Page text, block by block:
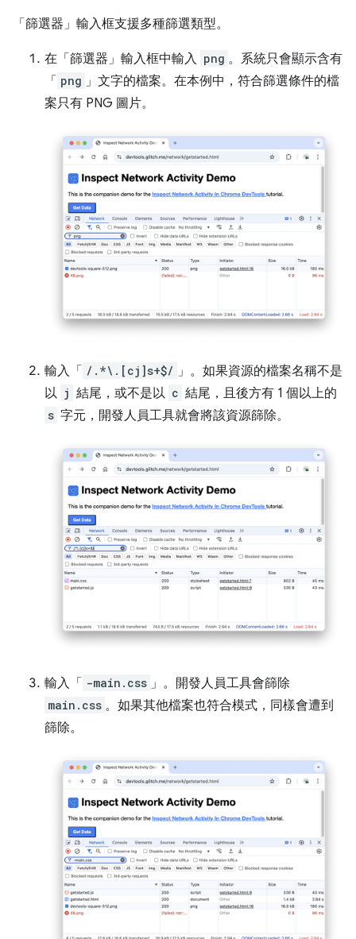
「篩選器」 輸入框支援多種篩選類型。
在「篩選器」 輸入框中輸入 png 。系統只會顯示含有
「 png 」文字的檔案。在本例中，符合篩選條件的檔
案只有 PNG 圖片。
輸入「 /.*\.[cj]s+$/ 」。如果資源的檔案名稱不是
以 j 結尾，或不是以 c 結尾，且後方有 1 個以上的
s 字元，開發人員工具就會將該資源篩除。
輸入「 -main.css 」。開發人員工具會篩除
main.css 。如果其他檔案也符合模式，同樣會遭到
篩除。